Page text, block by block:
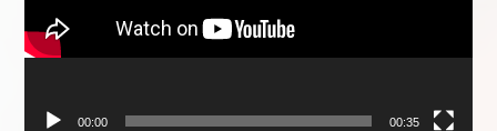
00:00 00:35